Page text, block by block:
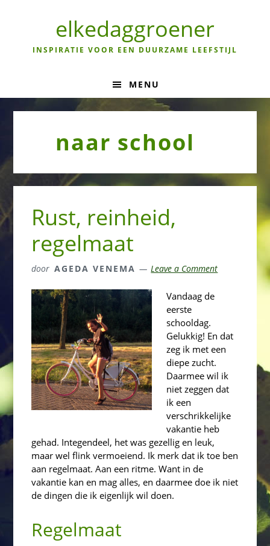
navigation
elkedaggroener
INSPIRATIE VOOR EEN DUURZAME LEEFSTIJL
MENU
naar school
Rust, reinheid,
regelmaat
door AGEDA VENEMA Leave a Comment
Vandaag de
eerste
schooldag.
Gelukkig! En dat
zeg ik met een
diepe zucht.
Daarmee wil ik
niet zeggen dat
ik een
verschrikkelijke
vakantie heb
gehad. Integendeel, het was gezellig en leuk,
maar wel flink vermoeiend. Ik merk dat ik toe ben
aan regelmaat. Aan een ritme. Want in de
vakantie kan en mag alles, en daarmee doe ik niet
de dingen die ik eigenlijk wil doen.
Regelmaat